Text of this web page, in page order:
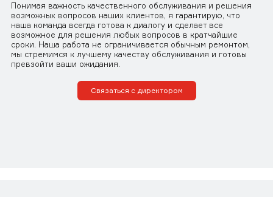
Понимая важность качественного обслуживания и решения
возможных вопросов наших клиентов, я гарантирую, что
наша команда всегда готова к диалогу и сделает все
возможное для решения любых вопросов в кратчайшие
сроки. Наша работа не ограничивается обычным ремонтом,
мы стремимся к лучшему качеству обслуживания и готовы
превзойти ваши ожидания.
Связаться с директором